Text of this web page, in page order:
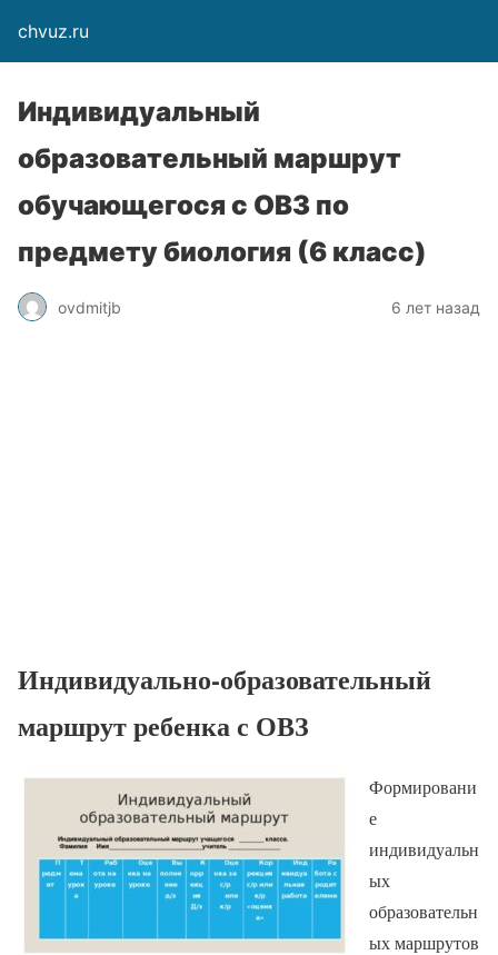
chvuz.ru
Индивидуальный
образовательный маршрут
обучающегося с ОВЗ по
предмету биология (6 класс)
ovdmitjb 6 лет назад
Индивидуально-образовательный
маршрут ребенка с ОВЗ
Формировани
е
индивидуальн
ых
образовательн
ых маршрутов